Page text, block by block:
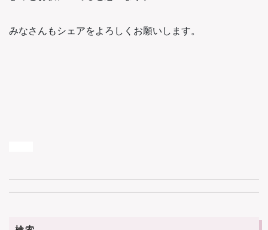
みなさんもシェアをよろしくお願いします。